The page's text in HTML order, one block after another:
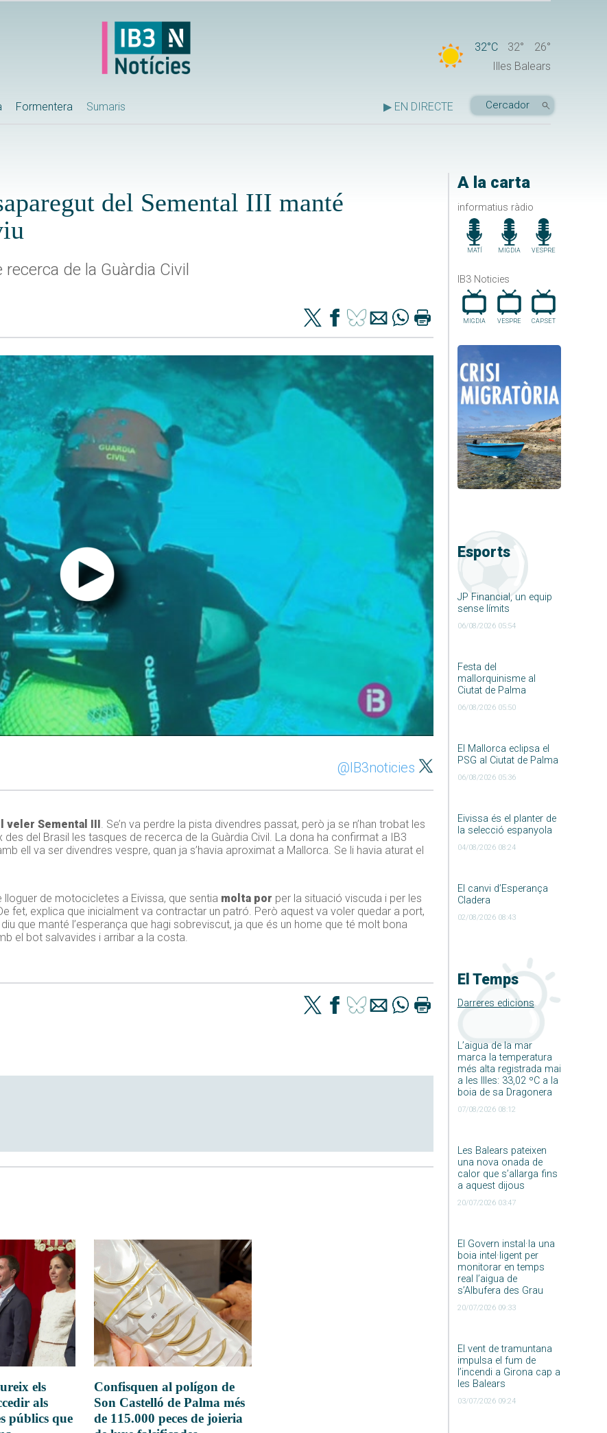
32°C 32°
26°
Illes Balears
Formentera Sumaris ▶ EN DIRECTE
A la carta
informatius ràdio
MATÍ MIGDIA VESPRE
IB3 Noticies
MIGDIA VESPRE CAP.SET
Esports
JP Financial, un equip
sense límits
06/08/2026 05:54
Festa del
mallorquinisme al
Ciutat de Palma
06/08/2026 05:50
El Mallorca eclipsa el
PSG al Ciutat de Palma
06/08/2026 05:36
Eivissa és el planter de
la selecció espanyola
04/08/2026 08:24
El canvi d’Esperança
Cladera
02/08/2026 08:43
El Temps
Darreres edicions
L’aigua de la mar
marca la temperatura
més alta registrada mai
a les Illes: 33,02 ºC a la
boia de sa Dragonera
07/08/2026 08:12
Les Balears pateixen
una nova onada de
calor que s’allarga fins
a aquest dijous
20/07/2026 03:47
El Govern instal·la una
boia intel·ligent per
monitorar en temps
real l’aigua de
s’Albufera des Grau
20/07/2026 09:33
El vent de tramuntana
impulsa el fum de
l’incendi a Girona cap a
les Balears
03/07/2026 09:24
del Semental III manté
de la Guàrdia Civil
@IB3noticies
veler Semental III . Se’n va perdre la pista divendres passat, però ja se n’han trobat les
del Brasil les tasques de recerca de la Guàrdia Civil. La dona ha confirmat a IB3
ell va ser divendres vespre, quan ja s’havia aproximat a Mallorca. Se li havia aturat el
lloguer de motocicletes a Eivissa, que sentia molta por per la situació viscuda i per les
fet, explica que inicialment va contractar un patró. Però aquest va voler quedar a port,
que manté l’esperança que hagi sobreviscut, ja que és un home que té molt bona
el bot salvavides i arribar a la costa.
els
als
públics que
Confisquen al polígon de
Son Castelló de Palma més
de 115.000 peces de joieria